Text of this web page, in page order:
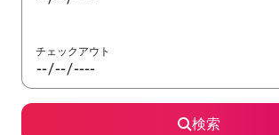
チェックアウト
検索